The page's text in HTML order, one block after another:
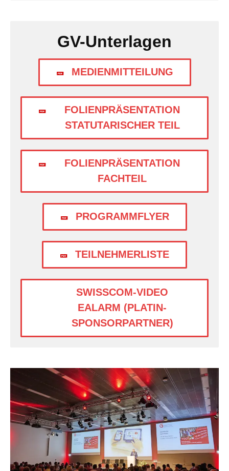
GV-Unterlagen
MEDIENMITTEILUNG
FOLIENPRÄSENTATION
STATUTARISCHER TEIL
FOLIENPRÄSENTATION
FACHTEIL
PROGRAMMFLYER
TEILNEHMERLISTE
SWISSCOM-VIDEO
EALARM (PLATIN-
SPONSORPARTNER)